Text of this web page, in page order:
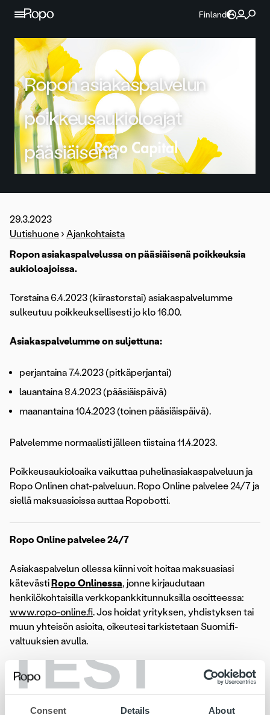
TEST
Consent Details About
Jatka sisältöön
Finland
Ropon asiakaspalvelun
poikkeusaukioloajat
pääsiäisenä
29.3.2023
Uutishuone › Ajankohtaista
Ropon asiakaspalvelussa on pääsiäisenä poikkeuksia
aukioloajoissa.
Torstaina 6.4.2023 (kiirastorstai) asiakaspalvelumme
sulkeutuu poikkeuksellisesti jo klo 16.00.
Asiakaspalvelumme on suljettuna:
perjantaina 7.4.2023 (pitkäperjantai)
lauantaina 8.4.2023 (pääsiäispäivä)
maanantaina 10.4.2023 (toinen pääsiäispäivä).
Palvelemme normaalisti jälleen tiistaina 11.4.2023.
Poikkeusaukioloaika vaikuttaa puhelinasiakaspalveluun ja
Ropo Onlinen chat-palveluun. Ropo Online palvelee 24/7 ja
siellä maksuasioissa auttaa Ropobotti.
Ropo Online palvelee 24/7
Asiakaspalvelun ollessa kiinni voit hoitaa maksuasiasi
kätevästi Ropo Onlinessa, jonne kirjaudutaan
henkilökohtaisilla verkkopankkitunnuksilla osoitteessa:
www.ropo-online.fi. Jos hoidat yrityksen, yhdistyksen tai
muun yhteisön asioita, oikeutesi tarkistetaan Suomi.fi-
valtuuksien avulla.
Ropo Onlinessa voit hoitaa laskuun, maksumuistutukseen
ja perintään liittyviä asioita. Voit maksaa, siirtää eräpäivää,